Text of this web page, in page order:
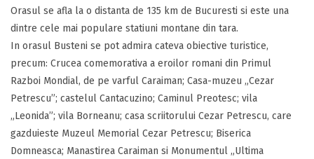
Orasul se afla la o distanta de 135 km de Bucuresti si este una
dintre cele mai populare statiuni montane din tara.
In orasul Busteni se pot admira cateva obiective turistice,
precum: Crucea comemorativa a eroilor romani din Primul
Razboi Mondial, de pe varful Caraiman; Casa-muzeu „Cezar
Petrescu”; castelul Cantacuzino; Caminul Preotesc; vila
„Leonida”; vila Borneanu; casa scriitorului Cezar Petrescu, care
gazduieste Muzeul Memorial Cezar Petrescu; Biserica
Domneasca; Manastirea Caraiman si Monumentul „Ultima